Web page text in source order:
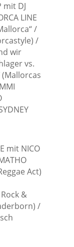
mit DJ
LINE
/
/
wir
vs.
(Mallorcas
mit NICO
Act)
&
/